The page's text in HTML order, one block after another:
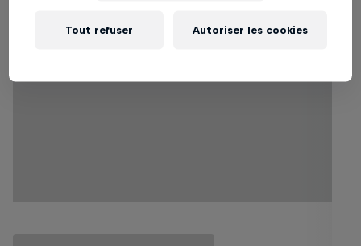
Tout refuser Autoriser les cookies